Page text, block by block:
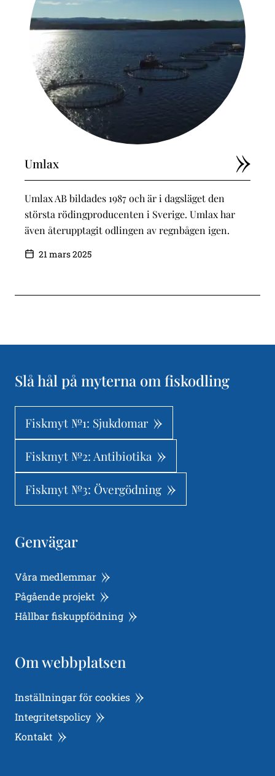
Umlax
Umlax AB bildades 1987 och är i dagsläget den
största rödingproducenten i Sverige. Umlax har
även återupptagit odlingen av regnbågen igen.
21 mars 2025
Slå hål på myterna om fiskodling
Fiskmyt №1: Sjukdomar
Fiskmyt №2: Antibiotika
Fiskmyt №3: Övergödning
Genvägar
Våra medlemmar
Pågående projekt
Hållbar fiskuppfödning
Om webbplatsen
Inställningar för cookies
Integritetspolicy
Kontakt